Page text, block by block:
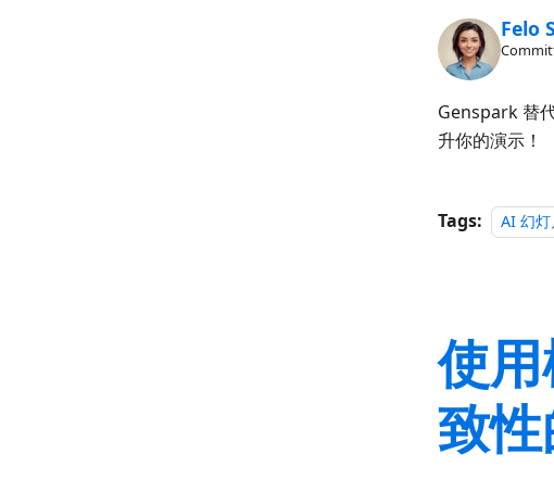
Felo
Genspark 替
升你的演示！
Tags: AI 幻
使
致